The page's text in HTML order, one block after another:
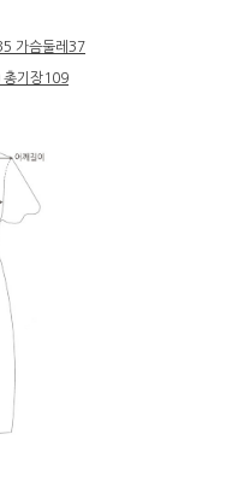
가슴둘레37
총기장109